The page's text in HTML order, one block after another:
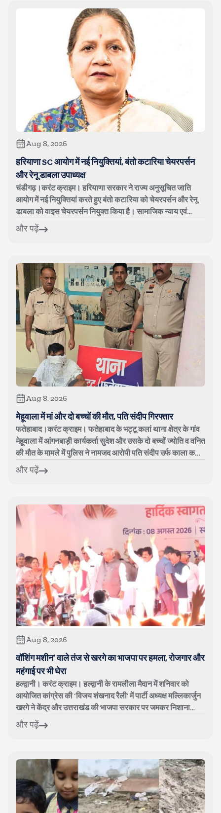
Aug 8, 2026
हरियाणा SC आयोग में नई नियुक्तियां, बंतो कटारिया चेयरपर्सन
और रेनू डाबला उपाध्यक्ष
चंडीगढ़।करंट क्राइम। हरियाणा सरकार ने राज्य अनुसूचित जाति
आयोग में नई नियुक्तियां करते हुए बंतो कटारिया को चेयरपर्सन और रेनू
डाबला को वाइस चेयरपर्सन नियुक्त किया है। सामाजिक न्याय एवं
अधिकारिता विभाग ...
और पढ़ें
Aug 8, 2026
मेहूवाला में मां और दो बच्चों की मौत, पति संदीप गिरफ्तार
फतेहाबाद।करंट क्राइम। फतेहाबाद के भट्टू कलां थाना क्षेत्र के गांव
मेहूवाला में आंगनबाड़ी कार्यकर्ता सुदेश और उसके दो बच्चों ज्योति व वनित
की मौत के मामले में पुलिस ने नामजद आरोपी पति संदीप उर्फ काला क...
और पढ़ें
Aug 8, 2026
वॉशिंग मशीन’ वाले तंज से खरगे का भाजपा पर हमला, रोजगार और
महंगाई पर भी घेरा
हल्द्वानी। करंट क्राइम। हल्द्वानी के रामलीला मैदान में शनिवार को
आयोजित कांग्रेस की ‘विजय शंखनाद रैली’ में पार्टी अध्यक्ष मल्लिकार्जुन
खरगे ने केंद्र और उत्तराखंड की भाजपा सरकार पर जमकर निशाना
साधा। क...
और पढ़ें